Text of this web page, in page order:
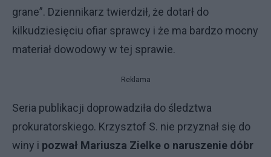
grane”. Dziennikarz twierdził, że dotarł do
kilkudziesięciu ofiar sprawcy i że ma bardzo mocny
materiał dowodowy w tej sprawie.
Reklama
Seria publikacji doprowadziła do śledztwa
prokuratorskiego. Krzysztof S. nie przyznał się do
winy i pozwał Mariusza Zielke o naruszenie dóbr